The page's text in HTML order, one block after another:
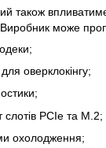
також
може
оверклокінгу;
PCIe та M.2;
охолодження;